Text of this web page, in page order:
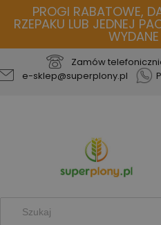
PROGI RABATOWE,
RZEPAKU LUB JEDNEJ
Zamów
e-sklep@superplony.pl